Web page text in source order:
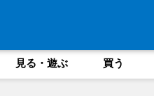
見る・遊ぶ 買う